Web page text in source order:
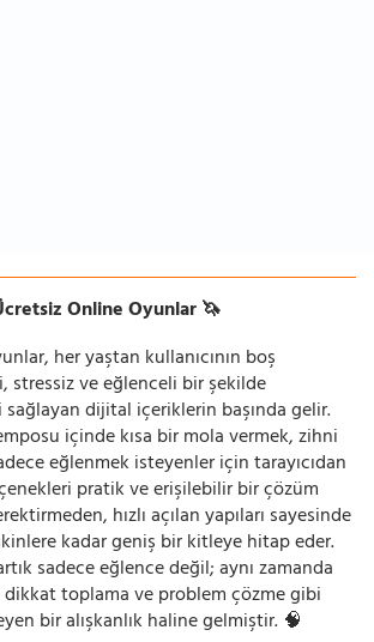
Online Oyunlar 🦄
her yaştan kullanıcının boş
stressiz ve eğlenceli bir şekilde
dijital içeriklerin başında gelir.
içinde kısa bir mola vermek, zihni
eğlenmek isteyenler için tarayıcıdan
pratik ve erişilebilir bir çözüm
hızlı açılan yapıları sayesinde
kadar geniş bir kitleye hitap eder.
sadece eğlence değil; aynı zamanda
toplama ve problem çözme gibi
bir alışkanlık haline gelmiştir. 🧠